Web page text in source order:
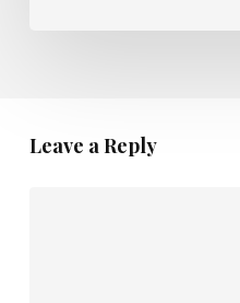
Leave a Reply